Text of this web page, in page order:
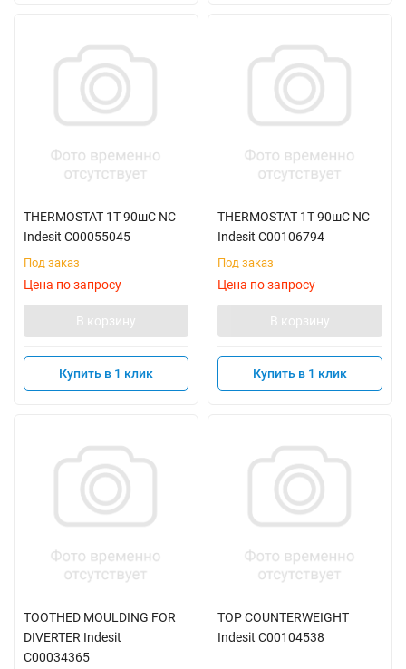
THERMOSTAT 1T 90шC NC
Indesit C00055045
Под заказ
Цена по запросу
В корзину
Купить в 1 клик
THERMOSTAT 1T 90шC NC
Indesit C00106794
Под заказ
Цена по запросу
В корзину
Купить в 1 клик
TOOTHED MOULDING FOR
DIVERTER Indesit
C00034365
TOP COUNTERWEIGHT
Indesit C00104538